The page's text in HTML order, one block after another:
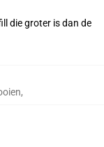
die groter is dan de
,